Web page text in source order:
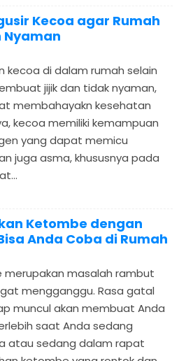
Kecoa agar Rumah
Nyaman
kecoa di dalam rumah selain
jijik dan tidak nyaman,
membahayakn kesehatan
kecoa memiliki kemampuan
yang dapat memicu
juga asma, khususnya pada
Ketombe dengan
Anda Coba di Rumah
merupakan masalah rambut
mengganggu. Rasa gatal
muncul akan membuat Anda
saat Anda sedang
atau sedang dalam rapat